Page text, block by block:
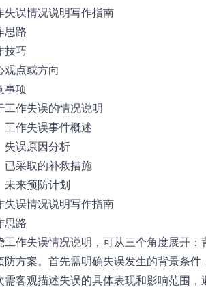
失误情况说明写作指南
思路
技巧
观点或方向
事项
工作失误的情况说明
工作失误事件概述
失误原因分析
已采取的补救措施
未来预防计划
失误情况说明写作指南
思路
工作失误情况说明，可从三个角度展开
防方案。首先需明确失误发生的背景条件
需客观描述失误的具体表现和影响范围